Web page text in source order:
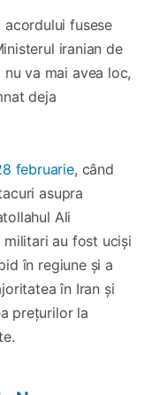
acordului fusese
iranian de
va mai avea loc,
deja
februarie, când
asupra
Ali
militari au fost uciși
în regiune și a
în Iran și
prețurilor la